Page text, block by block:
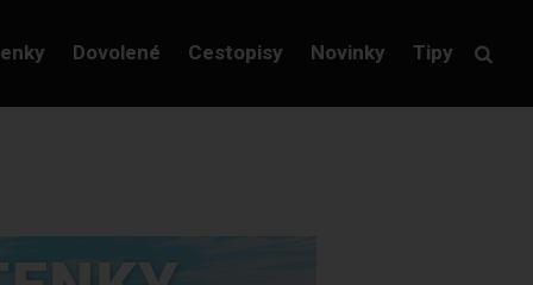
Dovolené Cestopisy Novinky Tipy